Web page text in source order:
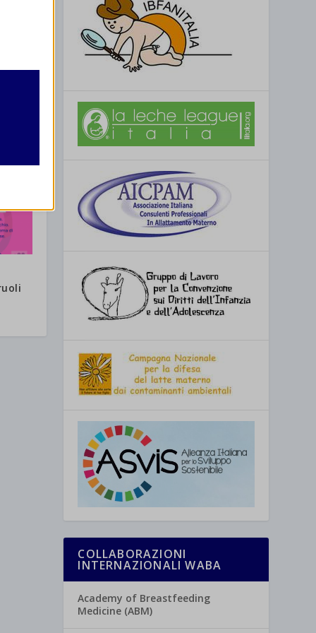
COLLABORAZIONI
INTERNAZIONALI WABA
Academy of Breastfeeding
Medicine (ABM)